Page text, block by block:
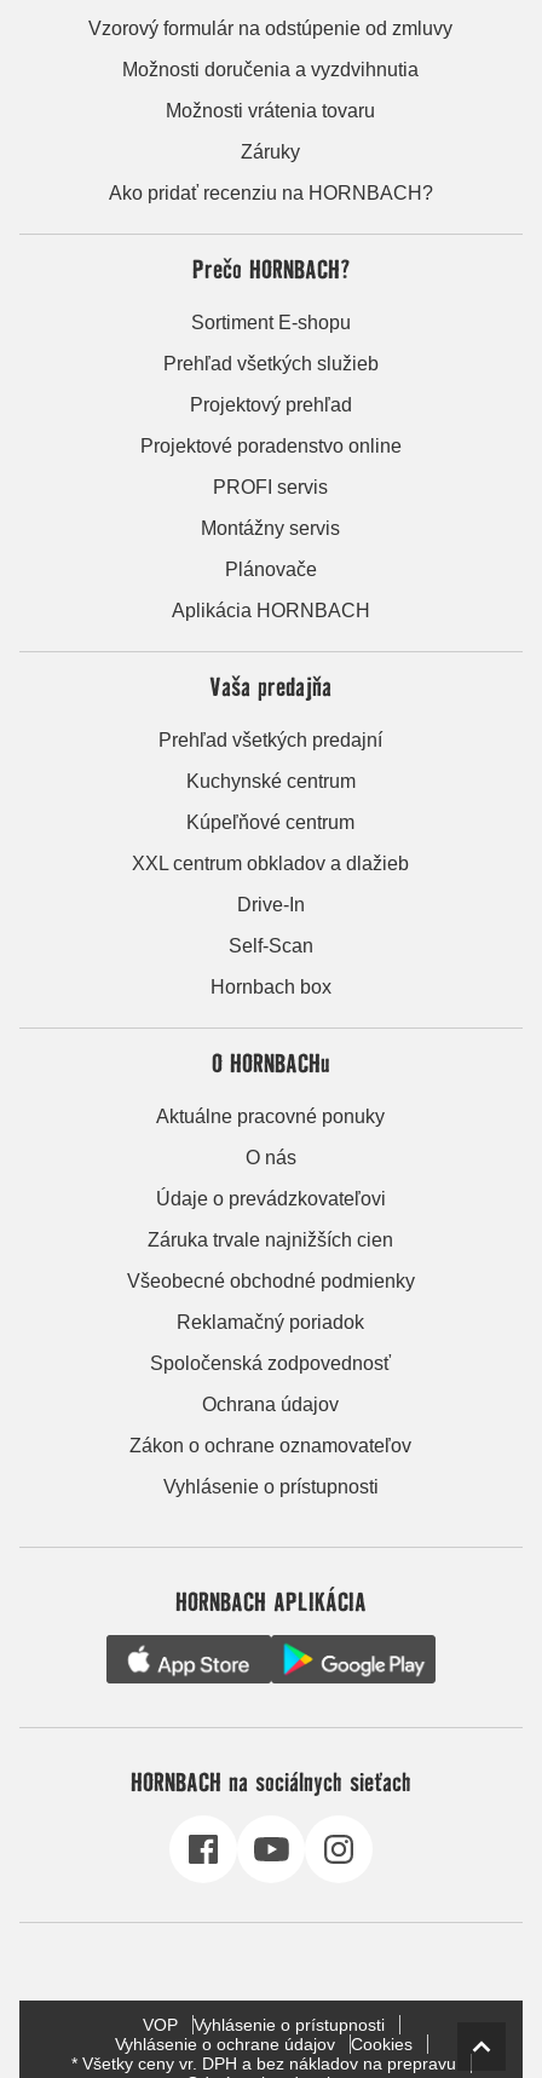
Vzorový formulár na odstúpenie od zmluvy
Možnosti doručenia a vyzdvihnutia
Možnosti vrátenia tovaru
Záruky
Ako pridať recenziu na HORNBACH?
Prečo HORNBACH?
Sortiment E-shopu
Prehľad všetkých služieb
Projektový prehľad
Projektové poradenstvo online
PROFI servis
Montážny servis
Plánovače
Aplikácia HORNBACH
Vaša predajňa
Prehľad všetkých predajní
Kuchynské centrum
Kúpeľňové centrum
XXL centrum obkladov a dlažieb
Drive-In
Self-Scan
Hornbach box
O HORNBACHu
Aktuálne pracovné ponuky
O nás
Údaje o prevádzkovateľovi
Záruka trvale najnižších cien
Všeobecné obchodné podmienky
Reklamačný poriadok
Spoločenská zodpovednosť
Ochrana údajov
Zákon o ochrane oznamovateľov
Vyhlásenie o prístupnosti
HORNBACH APLIKÁCIA
HORNBACH na sociálnych sieťach
VOP
Vyhlásenie o prístupnosti
Vyhlásenie o ochrane údajov
Cookies
* Všetky ceny vr. DPH a bez nákladov na prepravu